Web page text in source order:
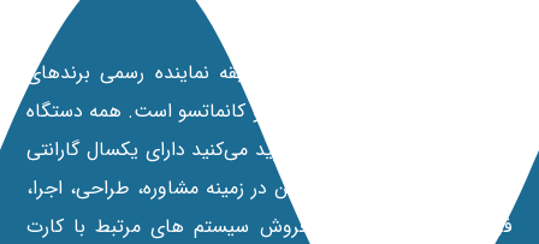
شرکت مانی کارت با 20 سال سابقه نماینده رسمی برندهای
پرینترهای داسکام، نیسکا، فارگو و کانماتسو است. همه دستگاه‌
هایی که از نمایندگی رسمی خرید می‌کنید دارای یکسال گارانتی
تعویض می‌باشند. علاوه بر این در زمينه مشاوره، طراحی، اجرا،
فروش و خدمات پس از فروش سیستم های مرتبط با کارت